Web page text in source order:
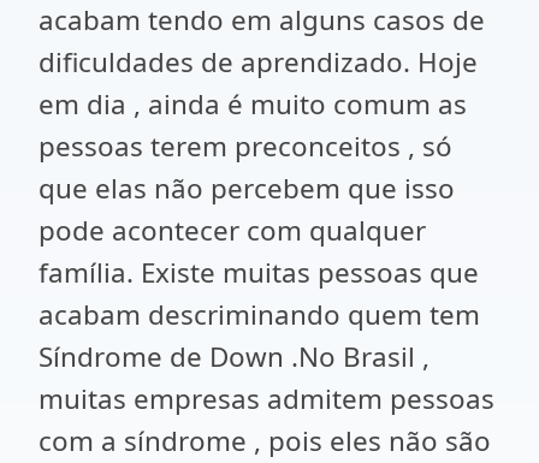
acabam tendo em alguns casos de
dificuldades de aprendizado. Hoje
em dia , ainda é muito comum as
pessoas terem preconceitos , só
que elas não percebem que isso
pode acontecer com qualquer
família. Existe muitas pessoas que
acabam descriminando quem tem
Síndrome de Down .No Brasil ,
muitas empresas admitem pessoas
com a síndrome , pois eles não são